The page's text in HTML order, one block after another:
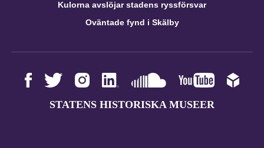
Kulorna avslöjar stadens ryssförsvar
Oväntade fynd i Skälby
STATENS HISTORISKA MUSEER